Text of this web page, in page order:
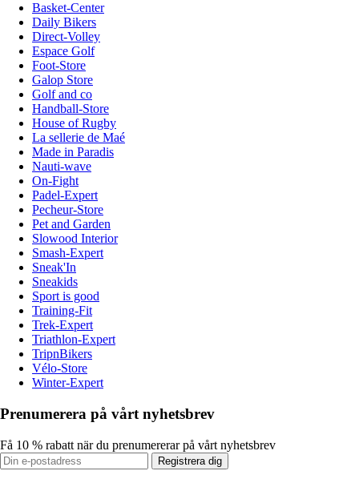
Basket-Center
Daily Bikers
Direct-Volley
Espace Golf
Foot-Store
Galop Store
Golf and co
Handball-Store
House of Rugby
La sellerie de Maé
Made in Paradis
Nauti-wave
On-Fight
Padel-Expert
Pecheur-Store
Pet and Garden
Slowood Interior
Smash-Expert
Sneak'In
Sneakids
Sport is good
Training-Fit
Trek-Expert
Triathlon-Expert
TripnBikers
Vélo-Store
Winter-Expert
Prenumerera på vårt nyhetsbrev
Få 10 % rabatt när du prenumererar på vårt nyhetsbrev
Registrera dig